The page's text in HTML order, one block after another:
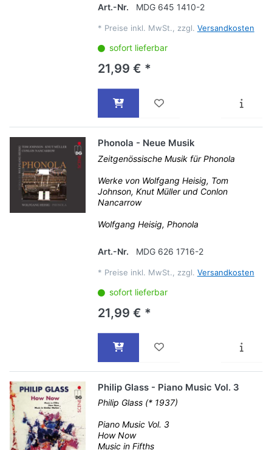
Art.-Nr.
MDG 645 1410-2
* Preise inkl. MwSt., zzgl. Versandkosten
sofort lieferbar
21,99 € *
Phonola - Neue Musik
Zeitgenössische Musik für Phonola
Werke von Wolfgang Heisig, Tom
Johnson, Knut Müller und Conlon
Nancarrow
Wolfgang Heisig, Phonola
Art.-Nr. MDG 626 1716-2
* Preise inkl. MwSt., zzgl. Versandkosten
sofort lieferbar
21,99 € *
Philip Glass - Piano Music Vol. 3
Philip Glass (* 1937)
Piano Music Vol. 3
How Now
Music in Fifths